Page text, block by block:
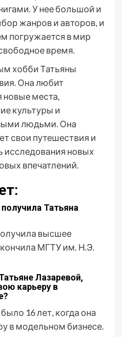
У нее большой и
жанров и авторов, и
погружается в мир
время.
хобби Татьяны
Она любит
новые места,
культуры и
людьми. Она
свои путешествия и
исследования новых
впечатлений.
Татьяна
высшее
МГТУ им. Н.Э.
Лазаревой,
карьеру в
16 лет, когда она
в модельном бизнесе.